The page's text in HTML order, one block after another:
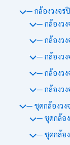
— กล้องวงจร
— กล้องวง
— กล้องวง
— กล้องวง
— กล้องวง
— กล้องวง
— ชุดกล้องวง
— ชุดกล้อง
— ชุดกล้อง